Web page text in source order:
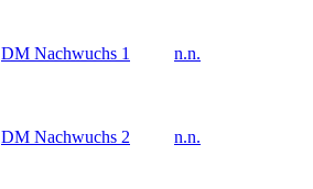
DM Nachwuchs 1 n.n.
DM Nachwuchs 2 n.n.